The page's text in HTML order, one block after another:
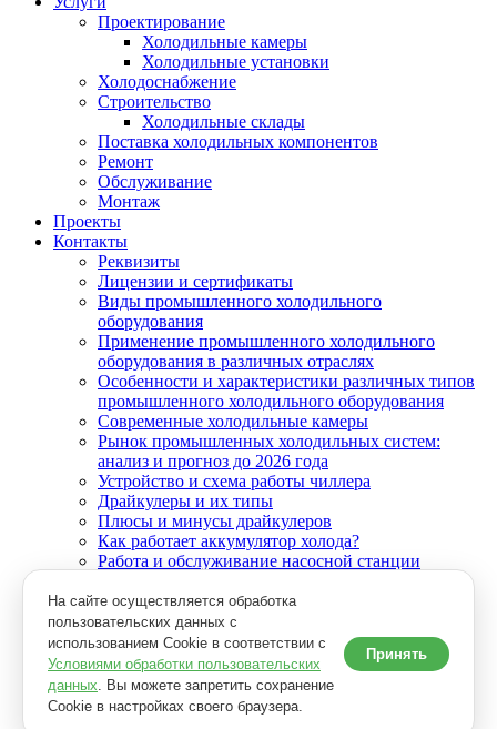
Проектирование
Холодильные камеры
Холодильные установки
Холодоснабжение
Строительство
Холодильные склады
Поставка холодильных компонентов
Ремонт
Обслуживание
Монтаж
Проекты
Контакты
Реквизиты
Лицензии и сертификаты
Виды промышленного холодильного
оборудования
Применение промышленного холодильного
оборудования в различных отраслях
Особенности и характеристики различных типов
промышленного холодильного оборудования
Современные холодильные камеры
Рынок промышленных холодильных систем:
анализ и прогноз до 2026 года
Устройство и схема работы чиллера
Драйкулеры и их типы
Плюсы и минусы драйкулеров
Как работает аккумулятор холода?
Работа и обслуживание насосной станции
Как установить сплит систему?
Как подключить конденсатор?
+7 (812) 748 24 34
Заказать звонок
На сайте осуществляется обработка
пользовательских данных с
использованием Cookie в соответствии с
Условиями обработки пользовательских
данных. Вы можете запретить сохранение
Cookie в настройках своего браузера.
Принять